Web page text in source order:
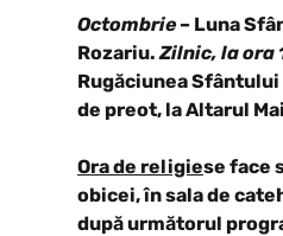
Octombrie– Luna
Rozariu.Zilnic, la ora
Rugăciunea
de preot, la Altarul
Ora de religiese face
obicei, în sala de
după următorul